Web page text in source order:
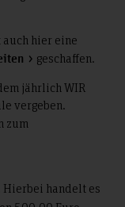
hier eine
geschaffen.
jährlich WIR
vergeben.
zum
Hierbei handelt es